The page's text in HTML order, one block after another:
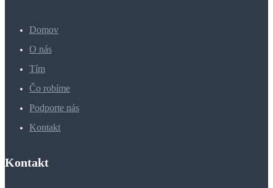
Domov
O nás
Tím
Čo robíme
Podporte nás
Kontakt
Kontakt